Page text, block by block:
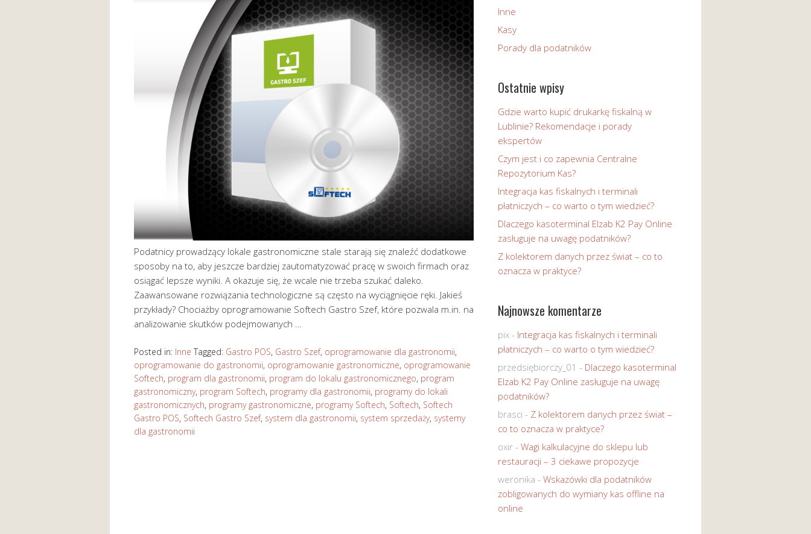
Podatnicy prowadzący lokale gastronomiczne stale starają się znaleźć dodatkowe
sposoby na to, aby jeszcze bardziej zautomatyzować pracę w swoich firmach oraz
osiągać lepsze wyniki. A okazuje się, że wcale nie trzeba szukać daleko.
Zaawansowane rozwiązania technologiczne są często na wyciągnięcie ręki. Jakieś
przykłady? Chociażby oprogramowanie Softech Gastro Szef, które pozwala m.in. na
analizowanie skutków podejmowanych …
Posted in: Inne Tagged: Gastro POS, Gastro Szef, oprogramowanie dla gastronomii,
oprogramowanie do gastronomii, oprogramowanie gastronomiczne, oprogramowanie
Softech, program dla gastronomii, program do lokalu gastronomicznego, program
gastronomiczny, program Softech, programy dla gastronomii, programy do lokali
gastronomicznych, programy gastronomiczne, programy Softech, Softech, Softech
Gastro POS, Softech Gastro Szef, system dla gastronomii, system sprzedaży, systemy
dla gastronomii
Inne
Kasy
Porady dla podatników
Ostatnie wpisy
Gdzie warto kupić drukarkę fiskalną w
Lublinie? Rekomendacje i porady
ekspertów
Czym jest i co zapewnia Centralne
Repozytorium Kas?
Integracja kas fiskalnych i terminali
płatniczych – co warto o tym wiedzieć?
Dlaczego kasoterminal Elzab K2 Pay Online
zasługuje na uwagę podatników?
Z kolektorem danych przez świat – co to
oznacza w praktyce?
Najnowsze komentarze
pix - Integracja kas fiskalnych i terminali
płatniczych – co warto o tym wiedzieć?
przedsiębiorczy_01 - Dlaczego kasoterminal
Elzab K2 Pay Online zasługuje na uwagę
podatników?
brasci - Z kolektorem danych przez świat –
co to oznacza w praktyce?
oxir - Wagi kalkulacyjne do sklepu lub
restauracji – 3 ciekawe propozycje
weronika - Wskazówki dla podatników
zobligowanych do wymiany kas offline na
online